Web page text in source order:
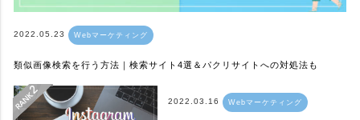
2022.05.23 Webマーケティング
類似画像検索を行う方法｜検索サイト4選＆パクリサイトへの対処法も
2022.03.16 Webマーケティング